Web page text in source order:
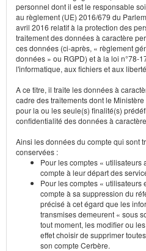
personnel dont il est le responsable
au règlement (UE) 2016/679 du
avril 2016 relatif à la protection des
traitement des données à caractère
ces données (ci-après, « règlement
données » ou RGPD) et à la loi n°78-
l'informatique, aux fichiers et aux
A ce titre, il traite les données à
cadre des traitements dont le
pour la ou les seule(s) finalité(s)
confidentialité des données à
Ainsi les données du compte qui sont
conservées :
Pour les comptes « utilisateurs
compte à leur départ des
Pour les comptes « utilisateurs
compte à sa suppression du
précisé à cet égard que les
transmises demeurent « sous
tout moment, les modifier ou
effet choisir de supprimer
son compte Cerbère.